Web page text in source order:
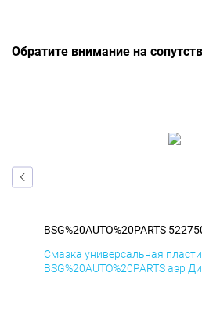
Обратите внимание на
BSG%20AUTO%20PARTS
Смазка универсальная
BSG%20AUTO%20PARTS аэр